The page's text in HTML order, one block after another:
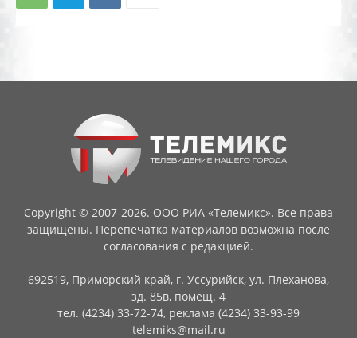
Copyright © 2007-2026. ООО РИА «Телемикс». Все права
защищены. Перепечатка материалов возможна после
согласования с редакцией.
692519, Приморский край, г. Уссурийск, ул. Плеханова,
зд. 85в, помещ. 4
тел. (4234) 33-72-74, реклама (4234) 33-93-99
telemiks@mail.ru